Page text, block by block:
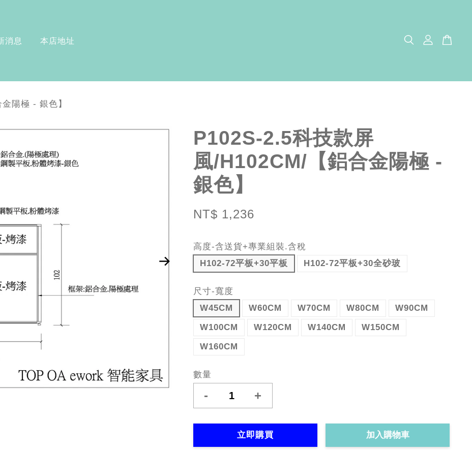
消息 本店地址
陽極 - 銀色】
P102S-2.5科技款屏
風/H102CM/【鋁合金陽極 -
銀色】
NT$ 1,236
高度-含送貨+專業組裝.含稅
H102-72平板+30平板
H102-72平板+30全砂玻
尺寸-寬度
W45CM
W60CM W70CM W80CM
W90CM
W100CM
W120CM W140CM
W150CM
W160CM
數量
- +
立即購買 加入購物車